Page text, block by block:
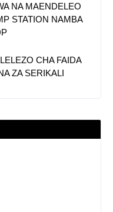
NA MAENDELEO
STATION NAMBA
CHA FAIDA
ZA SERIKALI